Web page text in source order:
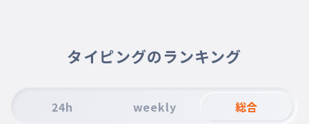
さ
す
タイピングのランキング
24h weekly 総合